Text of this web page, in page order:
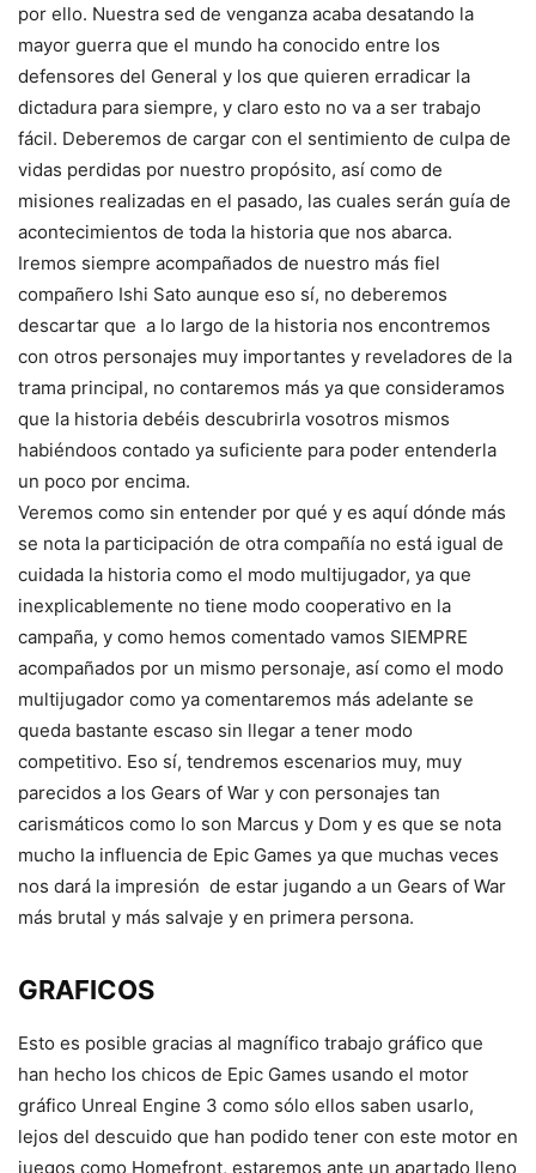
por ello. Nuestra sed de venganza acaba desatando la
mayor guerra que el mundo ha conocido entre los
defensores del General y los que quieren erradicar la
dictadura para siempre, y claro esto no va a ser trabajo
fácil. Deberemos de cargar con el sentimiento de culpa de
vidas perdidas por nuestro propósito, así como de
misiones realizadas en el pasado, las cuales serán guía de
acontecimientos de toda la historia que nos abarca.
Iremos siempre acompañados de nuestro más fiel
compañero Ishi Sato aunque eso sí, no deberemos
descartar que a lo largo de la historia nos encontremos
con otros personajes muy importantes y reveladores de la
trama principal, no contaremos más ya que consideramos
que la historia debéis descubrirla vosotros mismos
habiéndoos contado ya suficiente para poder entenderla
un poco por encima.
Veremos como sin entender por qué y es aquí dónde más
se nota la participación de otra compañía no está igual de
cuidada la historia como el modo multijugador, ya que
inexplicablemente no tiene modo cooperativo en la
campaña, y como hemos comentado vamos SIEMPRE
acompañados por un mismo personaje, así como el modo
multijugador como ya comentaremos más adelante se
queda bastante escaso sin llegar a tener modo
competitivo. Eso sí, tendremos escenarios muy, muy
parecidos a los Gears of War y con personajes tan
carismáticos como lo son Marcus y Dom y es que se nota
mucho la influencia de Epic Games ya que muchas veces
nos dará la impresión de estar jugando a un Gears of War
más brutal y más salvaje y en primera persona.
GRAFICOS
Esto es posible gracias al magnífico trabajo gráfico que
han hecho los chicos de Epic Games usando el motor
gráfico Unreal Engine 3 como sólo ellos saben usarlo,
lejos del descuido que han podido tener con este motor en
juegos como Homefront, estaremos ante un apartado lleno